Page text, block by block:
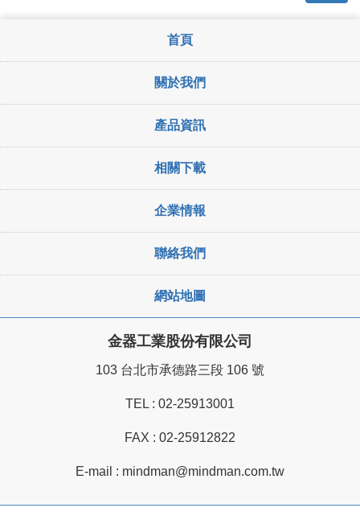
首頁
關於我們
產品資訊
相關下載
企業情報
聯絡我們
網站地圖
金器工業股份有限公司
103 台北市承德路三段 106 號
TEL : 02-25913001
FAX : 02-25912822
E-mail : mindman@mindman.com.tw